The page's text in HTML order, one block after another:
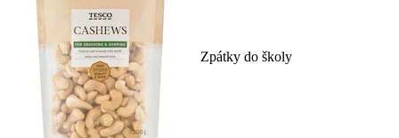
Zpátky do školy